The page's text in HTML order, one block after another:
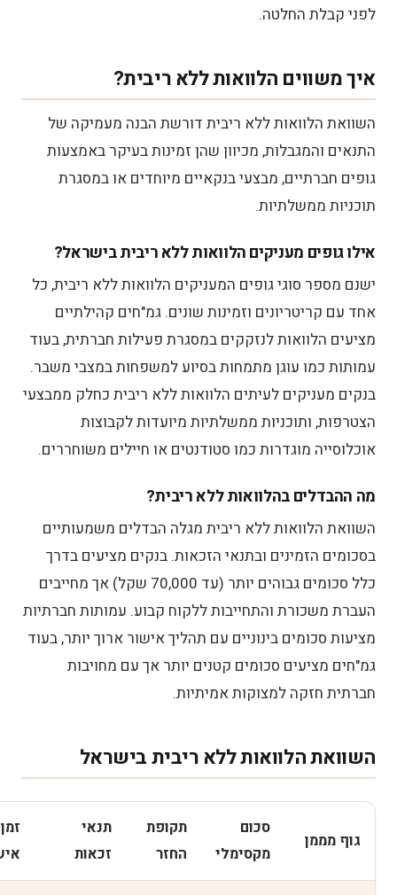
לפני קבלת החלטה.
איך משווים הלוואות ללא ריבית?
השוואת הלוואות ללא ריבית דורשת הבנה מעמיקה של
התנאים והמגבלות, מכיוון שהן זמינות בעיקר באמצעות
גופים חברתיים, מבצעי בנקאיים מיוחדים או במסגרת
תוכניות ממשלתיות.
אילו גופים מעניקים הלוואות ללא ריבית בישראל?
ישנם מספר סוגי גופים המעניקים הלוואות ללא ריבית, כל
אחד עם קריטריונים וזמינות שונים. גמ"חים קהילתיים
מציעים הלוואות לנזקקים במסגרת פעילות חברתית, בעוד
עמותות כמו עוגן מתמחות בסיוע למשפחות במצבי משבר.
בנקים מעניקים לעיתים הלוואות ללא ריבית כחלק ממבצעי
הצטרפות, ותוכניות ממשלתיות מיועדות לקבוצות
אוכלוסייה מוגדרות כמו סטודנטים או חיילים משוחררים.
מה ההבדלים בהלוואות ללא ריבית?
השוואת הלוואות ללא ריבית מגלה הבדלים משמעותיים
בסכומים הזמינים ובתנאי הזכאות. בנקים מציעים בדרך
כלל סכומים גבוהים יותר (עד 70,000 שקל) אך מחייבים
העברת משכורת והתחייבות ללקוח קבוע. עמותות חברתיות
מציעות סכומים בינוניים עם תהליך אישור ארוך יותר, בעוד
גמ"חים מציעים סכומים קטנים יותר אך עם מחויבות
חברתית חזקה למצוקות אמיתיות.
השוואת הלוואות ללא ריבית בישראל
גוף מממן
סכום
מקסימלי
תקופת
החזר
תנאי
זכאות
זמן